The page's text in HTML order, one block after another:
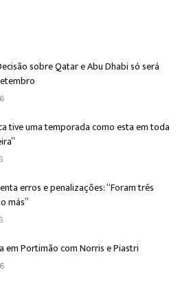
sobre Qatar e Abu Dhabi só será
tive uma temporada como esta em toda
erros e penalizações: “Foram três
más”
em Portimão com Norris e Piastri